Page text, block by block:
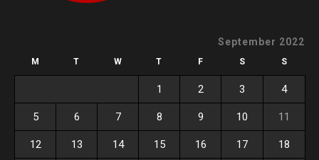
September 2022
M T W T F S S
1 2 3 4
5 6 7 8 9 10 11
12 13 14 15 16 17 18